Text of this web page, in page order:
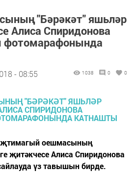
"Бәрәкәт" яшьләр
Алиса Спиридонова
фотомарафонында
- 08:55 1038 0 0
оешмасының
җитәкчесе Алиса Спиридонова
үз тавышын бирде.